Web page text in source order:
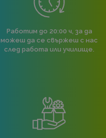
Работим до 20:00 ч, за да
можеш да се свържеш с нас
след работа или училище.